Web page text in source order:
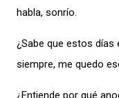
habla, sonrío.
¿Sabe que estos
siempre, me quedo
¿Entiende por qué